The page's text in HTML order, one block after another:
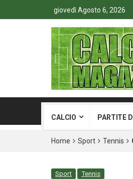
giovedì Agosto 6, 2026
CALCIO PARTITE
Home Sport Tennis
Sport Tennis